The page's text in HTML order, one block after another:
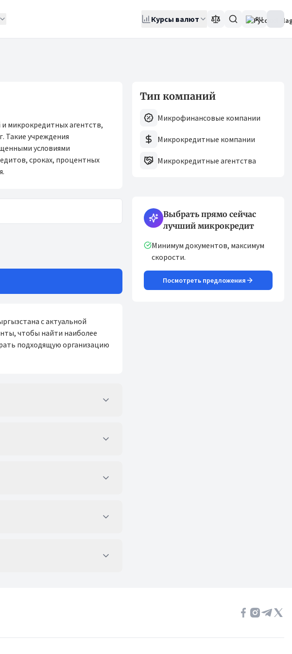
Курсы валют RU
микрокредитных агентств,
Такие учреждения
условиями
сроках, процентных
с актуальной
чтобы найти наиболее
подходящую организацию
Тип компаний
Микрофинансовые компании
Микрокредитные компании
Микрокредитные агентства
Выбрать прямо сейчас
лучший микрокредит
Минимум документов, максимум
скорости.
Посмотреть предложения